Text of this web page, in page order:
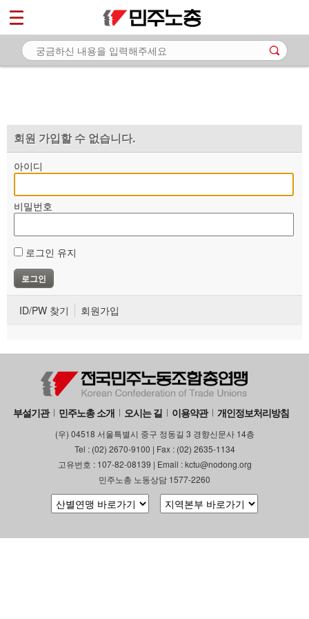
회원 가입할 수 없습니다.
아이디
비밀번호
로그인 유지
ID/PW 찾기 회원가입
부설기관 민주노총 소개 오시는 길 이용약관 개인정보처리방침
(우) 04518 서울특별시 중구 정동길 3 경향신문사 14층
Tel : (02) 2670-9100 | Fax : (02) 2635-1134
고유번호 : 107-82-08139 | Email : kctu@nodong.org
민주노총 노동상담 1577-2260
마이페이지
소개
자료
부설기관